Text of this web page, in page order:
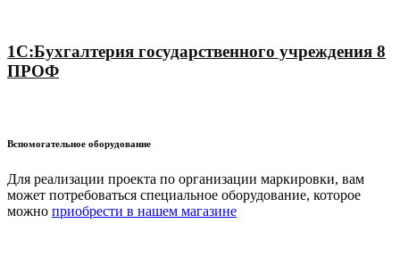
1С:Бухгалтерия государственного учреждения 8
ПРОФ
Вспомогательное оборудование
Для реализации проекта по организации маркировки, вам
может потребоваться специальное оборудование, которое
можно приобрести в нашем магазине